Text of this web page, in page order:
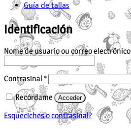
Guía de tallas
Identificación
Nome de usuario ou correo electrónico
Contrasinal *Obrigatorio
Recórdame Acceder
Esqueciches o contrasinal?